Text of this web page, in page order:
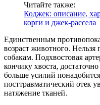
Читайте также:
Коджек: описание,
корги и джек-рассела
Единственным
возраст животного.
собакам. Подхвостовая
кончику хвоста,
больше усилий
посттравматический отек
натяжение тканей.